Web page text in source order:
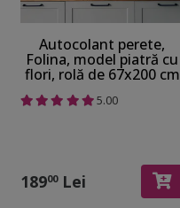
Autocolant perete,
Folina, model piatră cu
flori, rolă de 67x200 cm
5.00
18900Lei